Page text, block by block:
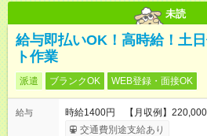
未読
給与即払いOK！高時給！土
ト作業
派遣 ブランクOK WEB登録・面接OK
給与
時給1400円 【月収例】
交通費別途支給あり